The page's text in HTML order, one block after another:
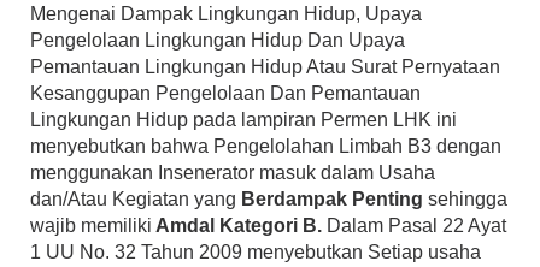
Mengenai Dampak Lingkungan Hidup, Upaya
Pengelolaan Lingkungan Hidup Dan Upaya
Pemantauan Lingkungan Hidup Atau Surat Pernyataan
Kesanggupan Pengelolaan Dan Pemantauan
Lingkungan Hidup pada lampiran Permen LHK ini
menyebutkan bahwa Pengelolahan Limbah B3 dengan
menggunakan Insenerator masuk dalam Usaha
dan/Atau Kegiatan yang Berdampak Penting sehingga
wajib memiliki Amdal Kategori B. Dalam Pasal 22 Ayat
1 UU No. 32 Tahun 2009 menyebutkan Setiap usaha